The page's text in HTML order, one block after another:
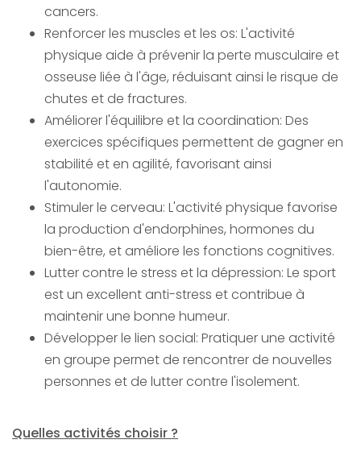
cancers.
Renforcer les muscles et les os: L'activité
physique aide à prévenir la perte musculaire et
osseuse liée à l'âge, réduisant ainsi le risque de
chutes et de fractures.
Améliorer l'équilibre et la coordination: Des
exercices spécifiques permettent de gagner en
stabilité et en agilité, favorisant ainsi
l'autonomie.
Stimuler le cerveau: L'activité physique favorise
la production d'endorphines, hormones du
bien-être, et améliore les fonctions cognitives.
Lutter contre le stress et la dépression: Le sport
est un excellent anti-stress et contribue à
maintenir une bonne humeur.
Développer le lien social: Pratiquer une activité
en groupe permet de rencontrer de nouvelles
personnes et de lutter contre l'isolement.
Quelles activités choisir ?